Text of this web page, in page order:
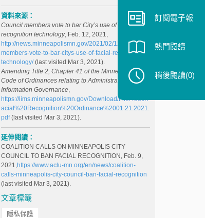
資料來源：
Council members vote to bar City’s use of facial
recognition technology, Feb. 12, 2021,
http://news.minneapolismn.gov/2021/02/12/council-
members-vote-to-bar-citys-use-of-facial-recognition-
technology/(last visited Mar 3, 2021).
Amending Title 2, Chapter 41 of the Minneapolis
Code of Ordinances relating to Administration:
Information Governance,
https://lims.minneapolismn.gov/Download/File/4860/F
acial%20Recognition%20Ordinance%2001.21.2021.
pdf(last visited Mar 3, 2021).
延伸閱讀：
COALITION CALLS ON MINNEAPOLIS CITY
COUNCIL TO BAN FACIAL RECOGNITION, Feb. 9,
2021,https://www.aclu-mn.org/en/news/coalition-
calls-minneapolis-city-council-ban-facial-recognition
(last visited Mar 3, 2021).
文章標籤
隱私保護
訂閱電子報
熱門閱讀
稍後閱讀(0)